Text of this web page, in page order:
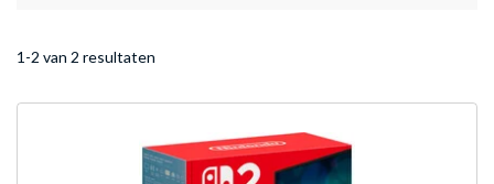
1-2 van 2 resultaten